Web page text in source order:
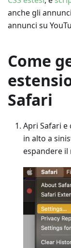
anche gli
annunci su
Come
Safari
Apri Safari e
in alto a
espandere il